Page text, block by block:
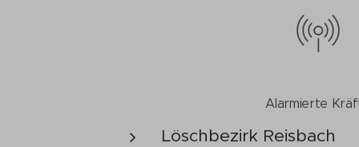
Alarmierte
Löschbezirk Reisbach